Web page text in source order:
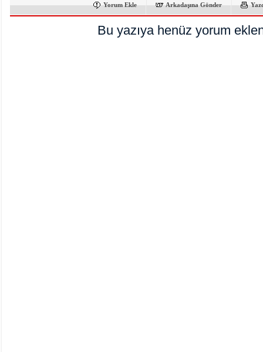
Yorum Ekle Arkadaşına Gönder
Bu yazıya henüz yorum